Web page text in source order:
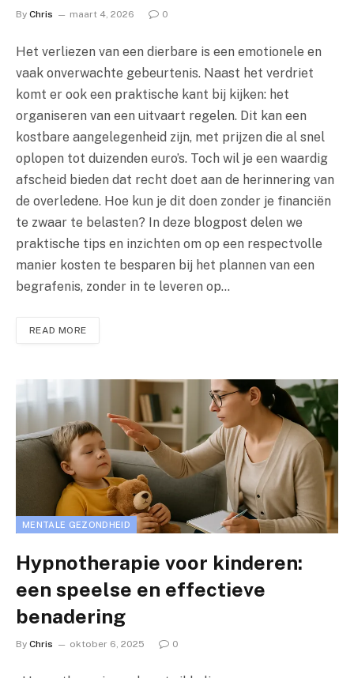
By Chris maart 4, 2026 0
Het verliezen van een dierbare is een emotionele en
vaak onverwachte gebeurtenis. Naast het verdriet
komt er ook een praktische kant bij kijken: het
organiseren van een uitvaart regelen. Dit kan een
kostbare aangelegenheid zijn, met prijzen die al snel
oplopen tot duizenden euro’s. Toch wil je een waardig
afscheid bieden dat recht doet aan de herinnering van
de overledene. Hoe kun je dit doen zonder je financiën
te zwaar te belasten? In deze blogpost delen we
praktische tips en inzichten om op een respectvolle
manier kosten te besparen bij het plannen van een
begrafenis, zonder in te leveren op…
READ MORE
MENTALE GEZONDHEID
Hypnotherapie voor kinderen:
een speelse en effectieve
benadering
By Chris oktober 6, 2025 0